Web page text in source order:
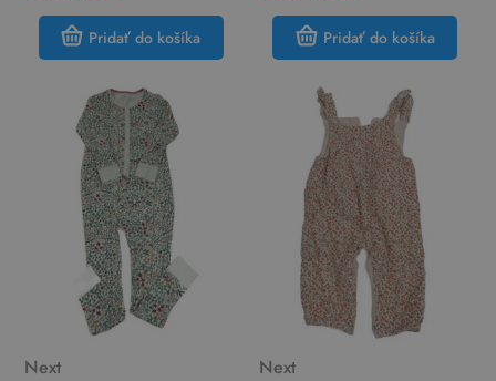
Pridať do košíka Pridať do košíka
Next Next